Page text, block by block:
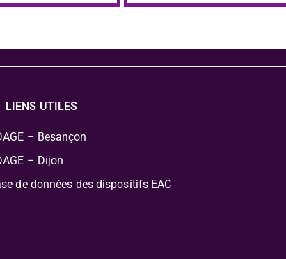
LIENS UTILES
– Besançon
– Dijon
de données des dispositifs EAC